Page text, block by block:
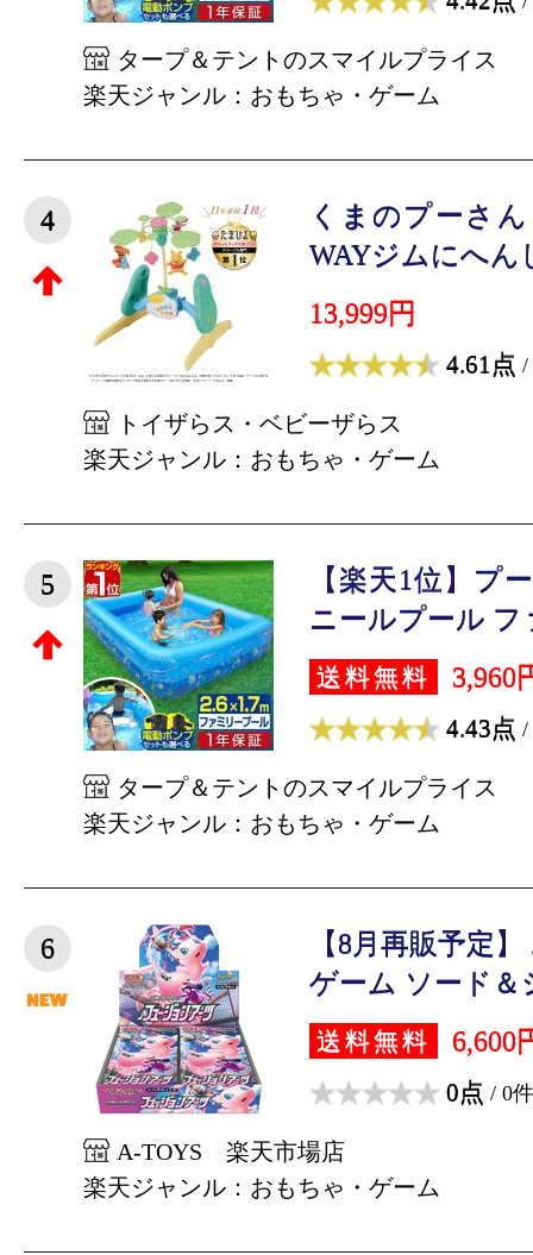
タープ＆テントのスマイルプライス
楽天ジャンル：おもちゃ・ゲーム
4
くまのプーさ
WAYジムにへん
13,999円
4.61点 /
トイザらス・ベビーザらス
楽天ジャンル：おもちゃ・ゲーム
5
【楽天1位】プ
ニールプール フ
送料無料 3,960
4.43点 /
タープ＆テントのスマイルプライス
楽天ジャンル：おもちゃ・ゲーム
6
【8月再販予定
ゲーム ソード＆
送料無料 6,600
0点 / 0件
A-TOYS 楽天市場店
楽天ジャンル：おもちゃ・ゲーム